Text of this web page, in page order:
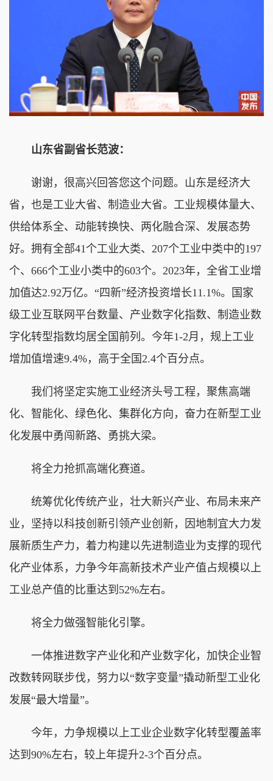
山东省副省长范波：
谢谢，很高兴回答您这个问题。山东是经济大
省，也是工业大省、制造业大省。工业规模体量大、
供给体系全、动能转换快、两化融合深、发展态势
好。拥有全部41个工业大类、207个工业中类中的197
个、666个工业小类中的603个。2023年，全省工业增
加值达2.92万亿。“四新”经济投资增长11.1%。国家
级工业互联网平台数量、产业数字化指数、制造业数
字化转型指数均居全国前列。今年1-2月，规上工业
增加值增速9.4%，高于全国2.4个百分点。
我们将坚定实施工业经济头号工程，聚焦高端
化、智能化、绿色化、集群化方向，奋力在新型工业
化发展中勇闯新路、勇挑大梁。
将全力抢抓高端化赛道。
统筹优化传统产业，壮大新兴产业、布局未来产
业，坚持以科技创新引领产业创新，因地制宜大力发
展新质生产力，着力构建以先进制造业为支撑的现代
化产业体系，力争今年高新技术产业产值占规模以上
工业总产值的比重达到52%左右。
将全力做强智能化引擎。
一体推进数字产业化和产业数字化，加快企业智
改数转网联步伐，努力以“数字变量”撬动新型工业化
发展“最大增量”。
今年，力争规模以上工业企业数字化转型覆盖率
达到90%左右，较上年提升2-3个百分点。